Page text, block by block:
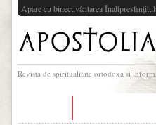
Apare cu binecuvântarea
Revista de spiritualitate ortodoxa si